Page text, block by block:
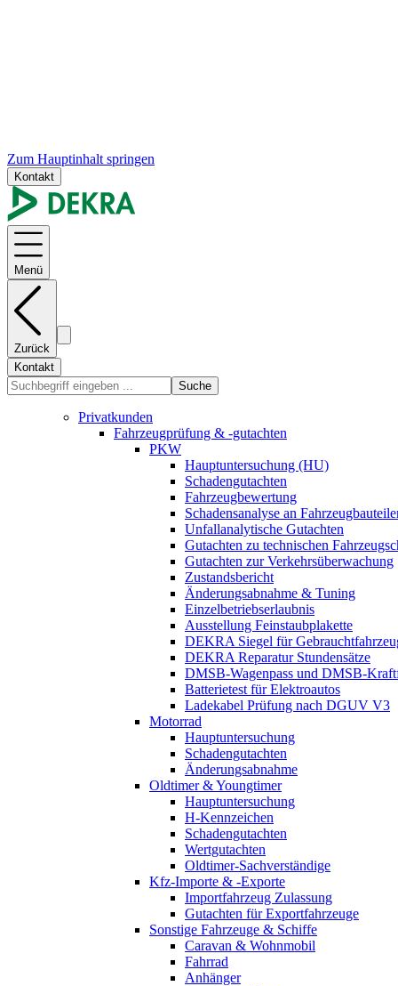
Zum Hauptinhalt springen
Kontakt
Menü
Zurück
Kontakt
Suche
Privatkunden
Fahrzeugprüfung & -gutachten
PKW
Hauptuntersuchung (HU)
Schadengutachten
Fahrzeugbewertung
Schadensanalyse an
Unfallanalytische Gutachten
Gutachten zu technischen
Gutachten zur Verkehrsüberwachung
Zustandsbericht
Änderungsabnahme & Tuning
Einzelbetriebserlaubnis
Ausstellung Feinstaubplakette
DEKRA Siegel für
DEKRA Reparatur Stundensätze
DMSB-Wagenpass und DMSB-
Batterietest für Elektroautos
Ladekabel Prüfung nach DGUV V3
Motorrad
Hauptuntersuchung
Schadengutachten
Änderungsabnahme
Oldtimer & Youngtimer
Hauptuntersuchung
H-Kennzeichen
Schadengutachten
Wertgutachten
Oldtimer-Sachverständige
Kfz-Importe & -Exporte
Importfahrzeug Zulassung
Gutachten für Exportfahrzeuge
Sonstige Fahrzeuge & Schiffe
Caravan & Wohnmobil
Fahrrad
Anhänger